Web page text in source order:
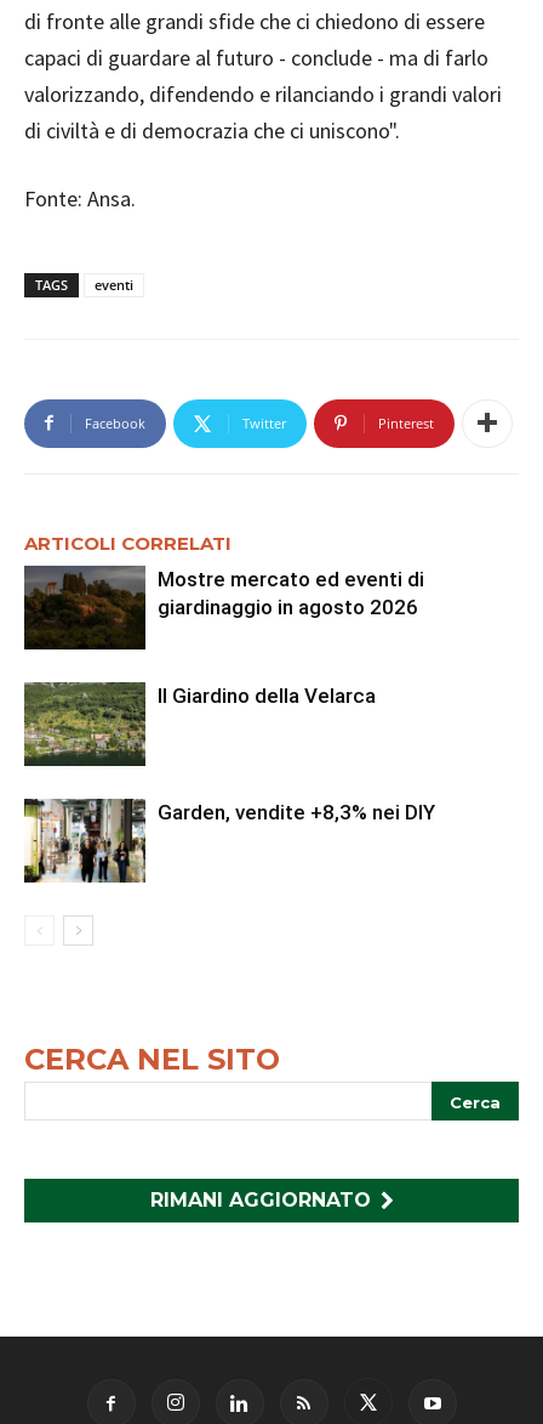
di fronte alle grandi sfide che ci chiedono di essere
capaci di guardare al futuro - conclude - ma di farlo
valorizzando, difendendo e rilanciando i grandi valori
di civiltà e di democrazia che ci uniscono".
Fonte: Ansa.
TAGS eventi
Facebook Twitter Pinterest
ARTICOLI CORRELATI
Mostre mercato ed eventi di
giardinaggio in agosto 2026
Il Giardino della Velarca
Garden, vendite +8,3% nei DIY
CERCA NEL SITO
RIMANI AGGIORNATO